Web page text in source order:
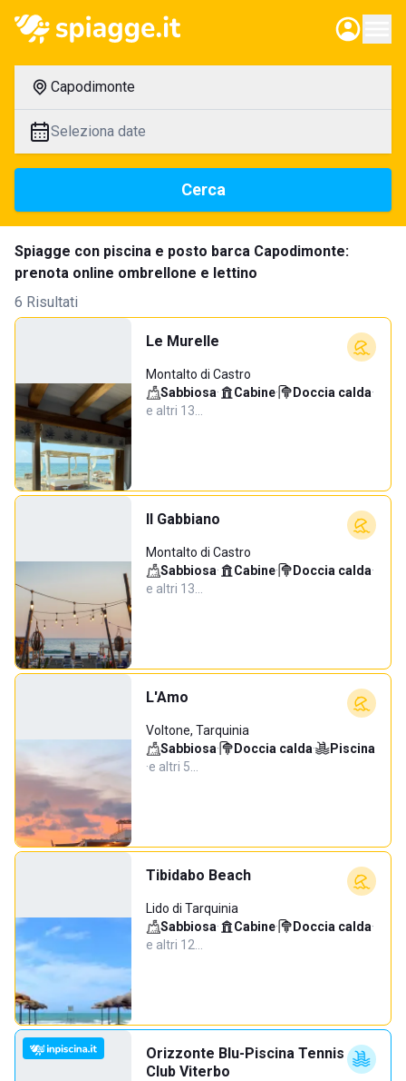
Capodimonte
Seleziona date
Cerca
Spiagge con piscina e posto barca Capodimonte:
prenota online ombrellone e lettino
6 Risultati
Le Murelle
Montalto di Castro
Sabbiosa· Cabine· Doccia calda·
e altri 13…
Il Gabbiano
Montalto di Castro
Sabbiosa· Cabine· Doccia calda·
e altri 13…
L'Amo
Voltone, Tarquinia
Sabbiosa· Doccia calda·
Piscina
·e altri 5…
Tibidabo Beach
Lido di Tarquinia
Sabbiosa· Cabine· Doccia calda·
e altri 12…
Orizzonte Blu-Piscina Tennis
Club Viterbo